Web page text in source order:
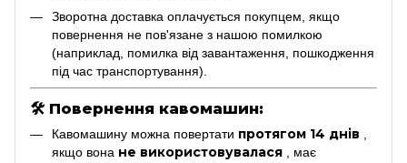
Зворотна доставка оплачується покупцем, якщо
повернення не пов'язане з нашою помилкою
(наприклад, помилка від завантаження, пошкодження
під час транспортування).
🛠 Повернення кавомашин:
Кавомашину можна повертати протягом 14 днів
якщо вона не використовувалася , має